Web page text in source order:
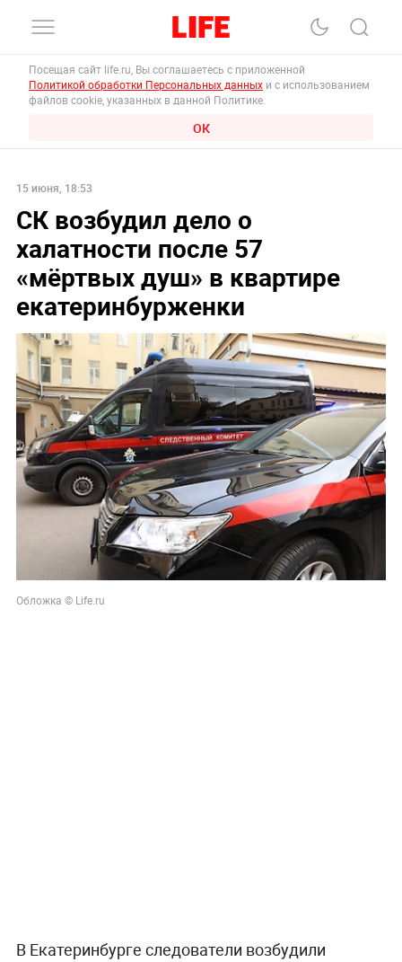
Посещая сайт life.ru, Вы соглашаетесь с приложенной
Политикой обработки Персональных данных и с использованием
файлов cookie, указанных в данной Политике.
ОК
15 июня, 18:53
СК возбудил дело о
халатности после 57
«мёртвых душ» в квартире
екатеринбурженки
Обложка © Life.ru
В Екатеринбурге следователи возбудили